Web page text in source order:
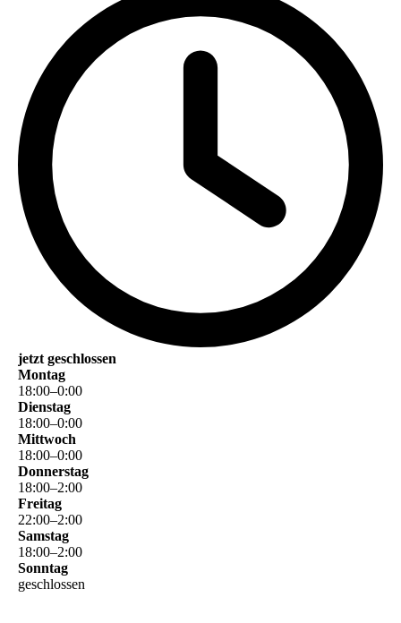
jetzt geschlossen
Montag
18:00–0:00
Dienstag
18:00–0:00
Mittwoch
18:00–0:00
Donnerstag
18:00–2:00
Freitag
22:00–2:00
Samstag
18:00–2:00
Sonntag
geschlossen